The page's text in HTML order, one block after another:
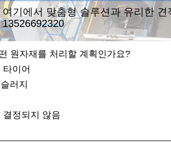
여기에서 맞춤형 솔루션과 유리한
13526692320
원자재를 처리할 계획인가요?
타이어
러지
결정되지 않음